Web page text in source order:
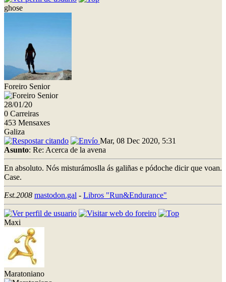
ghose
Foreiro Senior
28/01/20
0 Carreiras
453 Mensaxes
Galiza
Mar, 08 Dec 2020, 5:31
Asunto: Re: Acerca de la avena
En absoluto. Nós misturámoslla ás galiñas e pódoche dicir que voan.
Case.
Est.2008 mastodon.gal - Libros "Run&Endurance"
Maxi
Maratoniano